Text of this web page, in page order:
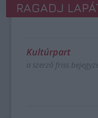
RAGADJ
Kultúrpart
a szerző friss